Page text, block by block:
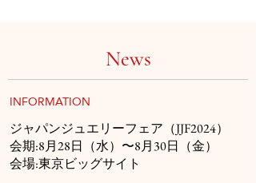
News
INFORMATION
ジャパンジュエリーフェア（JJF2024）
会期:8月28日（水）〜8月30日（金）
会場:東京ビッグサイト